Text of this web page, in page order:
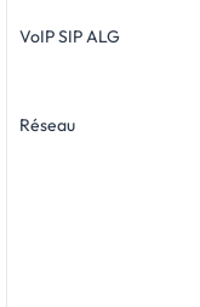
VoIP SIP ALG
Réseau